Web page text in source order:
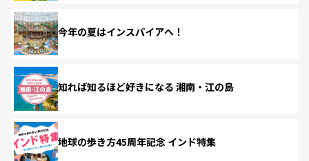
今年の夏はインスパイアへ！
知れば知るほど好きになる 湘南・江の島
地球の歩き方45周年記念 インド特集